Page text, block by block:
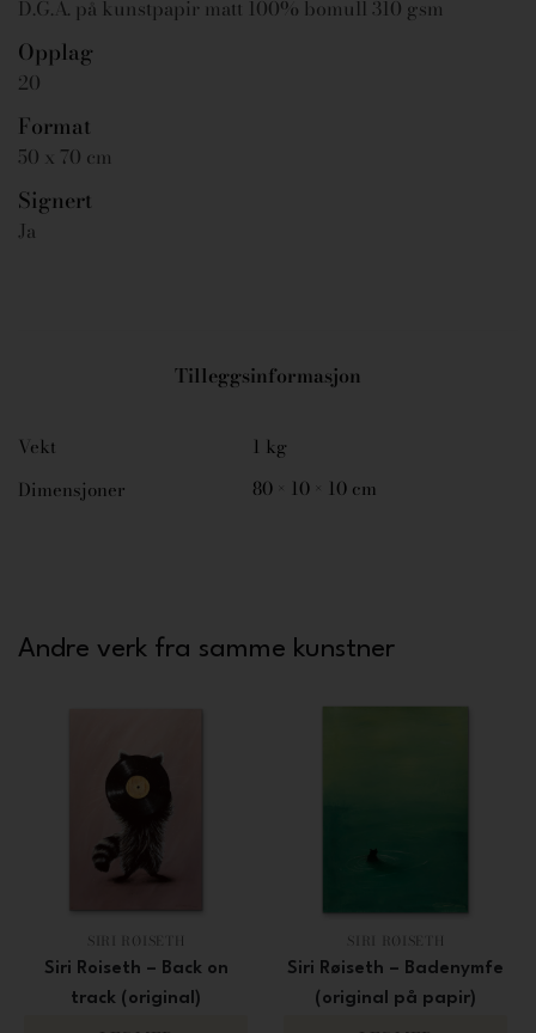
D.G.A. på kunstpapir matt 100% bomull 310 gsm
Opplag
20
Format
50 x 70 cm
Signert
Ja
Tilleggsinformasjon
Vekt
1 kg
Dimensjoner
80 × 10 × 10 cm
Andre verk fra samme kunstner
SIRI RØISETH
Siri Roiseth – Back on
track (original)
SIRI RØISETH
Siri Røiseth – Badenymfe
(original på papir)